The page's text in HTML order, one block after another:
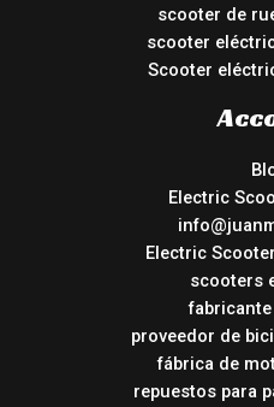
scooter de
scooter
Scooter
Electric
Electric
scooters
proveedor de
fábrica de
repuestos para